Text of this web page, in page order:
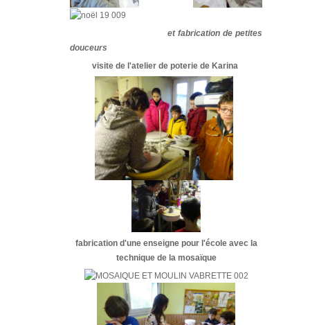
et fabrication de petites
douceurs
visite de l'atelier de poterie de Karina
fabrication d'une enseigne pour l'école avec la
technique de la mosaïque